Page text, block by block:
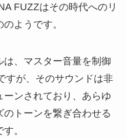
FUZZはその時代へのリ
ようです。
は、マスター音量を制御
すが、そのサウンドは非
ンされており、あらゆ
のトーンを繋ぎ合わせる
。